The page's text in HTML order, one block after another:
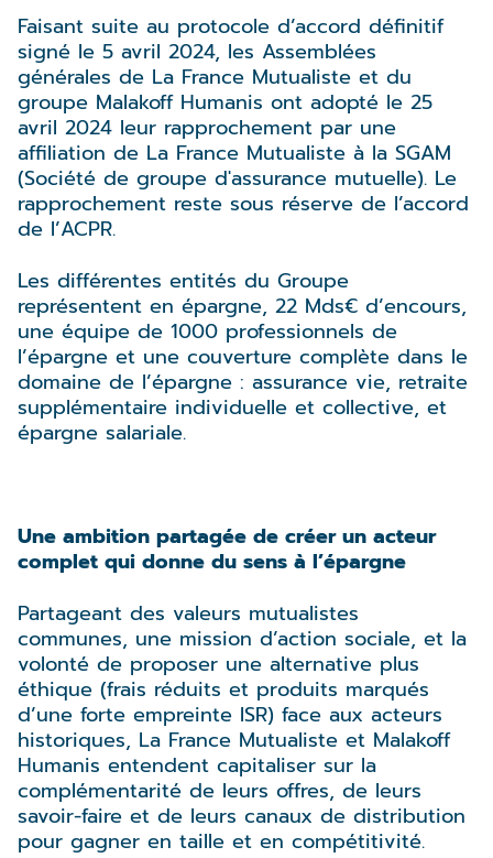
Faisant suite au protocole d’accord définitif
signé le 5 avril 2024, les Assemblées
générales de La France Mutualiste et du
groupe Malakoff Humanis ont adopté le 25
avril 2024 leur rapprochement par une
affiliation de La France Mutualiste à la SGAM
(Société de groupe d'assurance mutuelle). Le
rapprochement reste sous réserve de l’accord
de l’ACPR.
Les différentes entités du Groupe
représentent en épargne, 22 Mds€ d’encours,
une équipe de 1000 professionnels de
l’épargne et une couverture complète dans le
domaine de l’épargne : assurance vie, retraite
supplémentaire individuelle et collective, et
épargne salariale.
Une ambition partagée de créer un acteur
complet qui donne du sens à l’épargne
Partageant des valeurs mutualistes
communes, une mission d’action sociale, et la
volonté de proposer une alternative plus
éthique (frais réduits et produits marqués
d’une forte empreinte ISR) face aux acteurs
historiques, La France Mutualiste et Malakoff
Humanis entendent capitaliser sur la
complémentarité de leurs offres, de leurs
savoir-faire et de leurs canaux de distribution
pour gagner en taille et en compétitivité.